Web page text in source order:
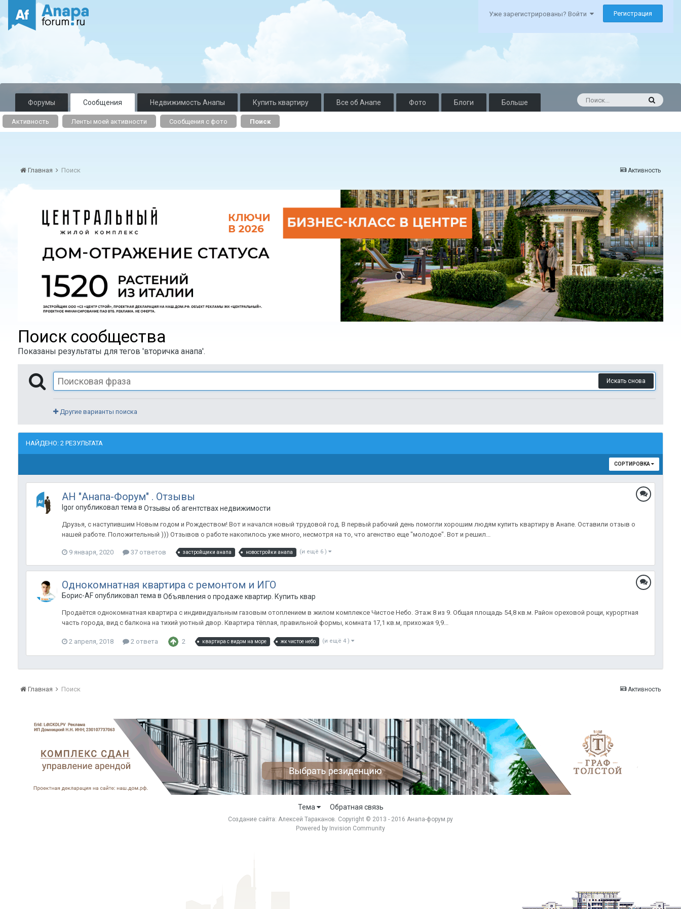
Уже зарегистрированы? Войти Регистрация
Форумы Сообщения
Активность Ленты моей активности Сообщения с фото Поиск
Недвижимость Анапы Купить квартиру Все об Анапе Фото Блоги Больше
Активность
Главная Поиск
Поиск сообщества
Показаны результаты для тегов 'вторичка анапа'.
Искать снова
Другие варианты поиска
НАЙДЕНО: 2 РЕЗУЛЬТАТА
СОРТИРОВКА
АН "Анапа-Форум" . Отзывы
Igor опубликовал тема в Отзывы об агентствах недвижимости
Друзья, с наступившим Новым годом и Рождеством! Вот и начался новый трудовой год. В первый рабочий день помогли хорошим людям купить квартиру в Анапе. Оставили отзыв о
нашей работе. Положительный ))) Отзывов о работе накопилось уже много, несмотря на то, что агенство еще "молодое". Вот и решил...
9 января, 2020 37 ответов застройщики анапа новостройки анапа (и ещё 6 )
Однокомнатная квартира с ремонтом и ИГО
Борис-AF опубликовал тема в Объявления о продаже квартир. Купить квартиру в Анапе.
Продаётся однокомнатная квартира с индивидуальным газовым отоплением в жилом комплексе Чистое Небо. Этаж 8 из 9. Общая площадь 54,8 кв.м. Район ореховой рощи, курортная
часть города, вид с балкона на тихий уютный двор. Квартира тёплая, правильной формы, комната 17,1 кв.м, прихожая 9,9...
2 апреля, 2018 2 ответа 2 квартира с видом на море жк чистое небо (и ещё 4 )
Активность
Главная Поиск
Тема Обратная связь
Создание сайта: Алексей Тараканов. Copyright © 2013 - 2016 Анапа-форум.ру
Powered by Invision Community